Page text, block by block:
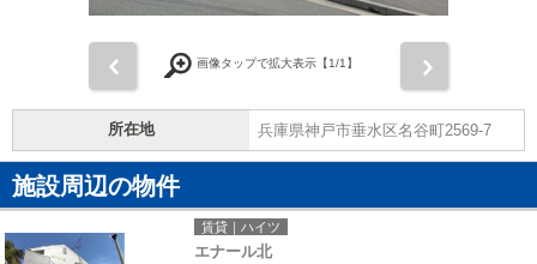
画像タップで拡大表示【1/1】
所在地 兵庫県神戸市垂水区名谷町2569-7
施設周辺の物件
賃貸｜ハイツ
エナール北